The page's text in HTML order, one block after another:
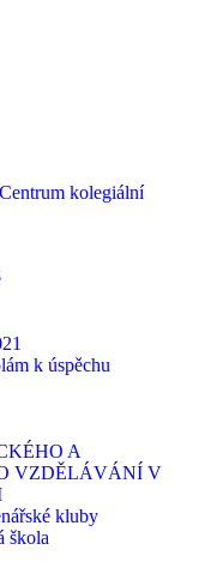
kolegiální
k úspěchu
A
VZDĚLÁVÁNÍ V
kluby
škola